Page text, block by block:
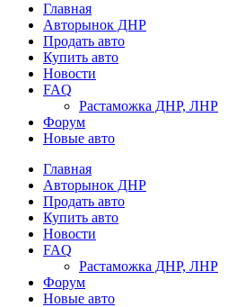
Главная
Авторынок ДНР
Продать авто
Купить авто
Новости
FAQ
Растаможка ДНР, ЛНР
Форум
Новые авто
Главная
Авторынок ДНР
Продать авто
Купить авто
Новости
FAQ
Растаможка ДНР, ЛНР
Форум
Новые авто